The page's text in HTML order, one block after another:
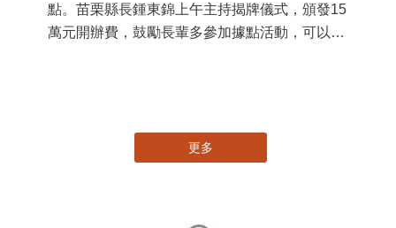
點。苗栗縣長鍾東錦上午主持揭牌儀式，頒發15
萬元開辦費，鼓勵長輩多參加據點活動，可以更
更多